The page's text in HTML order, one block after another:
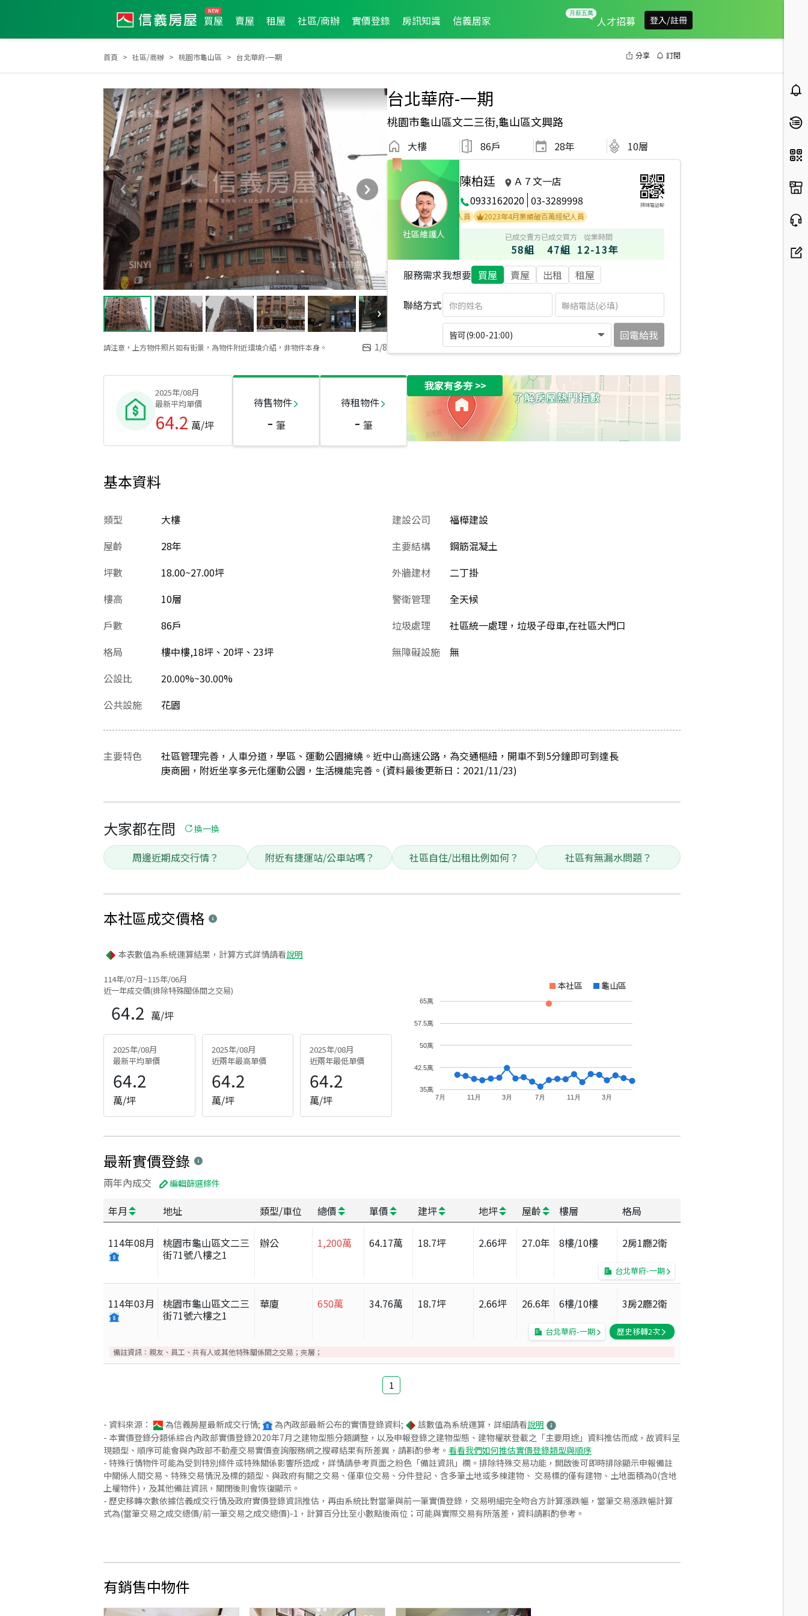
買屋 賣屋 租屋 社區/商辦 實價登錄 房訊知識 信義居家 人才招募 登入/註冊
首頁 社區/商辦 桃園市龜山區 台北華府-一期 分享 訂閱
請注意，上方物件照片如有街景，為物件附近環境介紹，非物件本身。 1/8
台北華府-一期
桃園市龜山區文二三街,龜山區文興路
大樓 86戶 28年 10層
社區維護人
陳柏廷
Ａ７文一店
0933162020 03-3289998 掃碼電話聊
2014年新秀獎 2018年第3季度服務品質獎 2026年3月區業績TOP3 2026年3月業績破百萬經紀人員
2023年4月業績破百萬經紀人員
已成交賣方
58組
已成交買方
47組
從業時間
12-13年
服務需求我想要 買屋 賣屋 出租 租屋
聯絡方式
皆可(9:00-21:00) 回電給我
2025年/08月
最新平均單價
64.2 萬/坪
待售物件
- 筆
待租物件
- 筆
我家有多夯>>
基本資料
類型
大樓
屋齡
28年
坪數
18.00~27.00坪
樓高
10層
戶數
86戶
格局
樓中樓,18坪、20坪、23坪
公設比
20.00%~30.00%
建設公司
福樺建設
主要結構
鋼筋混凝土
外牆建材
二丁掛
警衛管理
全天候
垃圾處理
社區統一處理，垃圾子母車,在社區大門口
無障礙設施
無
公共設施 花園
主要特色
社區管理完善，人車分道，學區、運動公園擁繞。近中山高速公路，為交通樞紐，開車不到5分鐘即可到達長
庚商圈，附近坐享多元化運動公園，生活機能完善。(資料最後更新日：2021/11/23)
大家都在問 換一換
周邊近期成交行情？ 附近有捷運站/公車站嗎？ 社區自住/出租比例如何？ 社區有無漏水問題？
本社區成交價格
本表數值為系統運算結果，計算方式詳情請看說明
114年/07月~115年/06月
近一年成交價(排除特殊關係間之交易)
64.2 萬/坪
2025年/08月
最新平均單價
64.2
萬/坪
2025年/08月
近兩年最高單價
64.2
萬/坪
2025年/08月
近兩年最低單價
64.2
萬/坪
本社區 龜山區
7月 11月 3月 7月 11月 3月
35萬
42.5萬
50萬
57.5萬
65萬
最新實價登錄
兩年內成交 編輯篩選條件
年月 地址 類型/車位 總價 單價 建坪 地坪 屋齡 樓層 格局
114年08月
桃園市龜山區文二三
街71號八樓之1
辦公 1,200萬 64.17萬 18.7坪 2.66坪 27.0年 8樓/10樓 2房1廳2衛
台北華府-一期
114年03月
桃園市龜山區文二三
街71號六樓之1
華廈 650萬 34.76萬 18.7坪 2.66坪 26.6年 6樓/10樓 3房2廳2衛
台北華府-一期 歷史移轉2次
備註資訊： 親友、員工、共有人或其他特殊關係間之交易；夾層；
1
- 資料來源： 為信義房屋最新成交行情; 為內政部最新公布的實價登錄資料; 該數值為系統運算，詳細請看說明
- 本實價登錄分類係綜合內政部實價登錄2020年7月之建物型態分類調整，以及申報登錄之建物型態、建物權狀登載之「主要用途」資料推估而成，故資料呈
現類型、順序可能會與內政部不動產交易實價查詢服務網之搜尋結果有所差異，請斟酌參考。 看看我們如何推估實價登錄類型與順序
- 特殊行情物件可能為受到特別條件或特殊關係影響所造成，詳情請參考頁面之粉色「備註資訊」欄。排除特殊交易功能，開啟後可即時排除顯示申報備註
中關係人間交易、特殊交易情況及標的類型、與政府有關之交易、僅車位交易、分件登記、含多筆土地或多棟建物、 交易標的僅有建物、土地面積為0(含地
上權物件)，及其他備註資訊，關閉後則會恢復顯示。
- 歷史移轉次數依據信義成交行情及政府實價登錄資訊推估，再由系統比對當筆與前一筆實價登錄，交易明細完全吻合方計算漲跌幅，當筆交易漲跌幅計算
式為(當筆交易之成交總價/前一筆交易之成交總價)-1，計算百分比至小數點後兩位；可能與實際交易有所落差，資料請斟酌參考。
有銷售中物件